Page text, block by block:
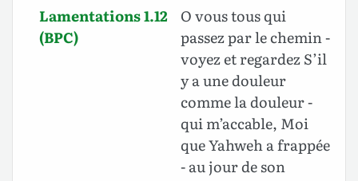
Lamentations 1.12
(BPC)
O vous tous qui
passez par le chemin -
voyez et regardez S’il
y a une douleur
comme la douleur -
qui m’accable, Moi
que Yahweh a frappée
- au jour de son